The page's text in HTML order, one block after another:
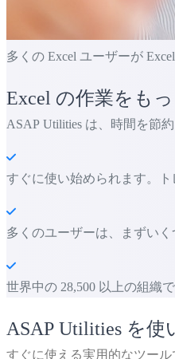
多くの Excel ユーザーが
Excel の作業をも
ASAP Utilities は、時間を節
すぐに使い始められます。ト
多くのユーザーは、まずい
世界中の 28,500 以上の組織
ASAP Utilities を使
すぐに使える実用的なツール